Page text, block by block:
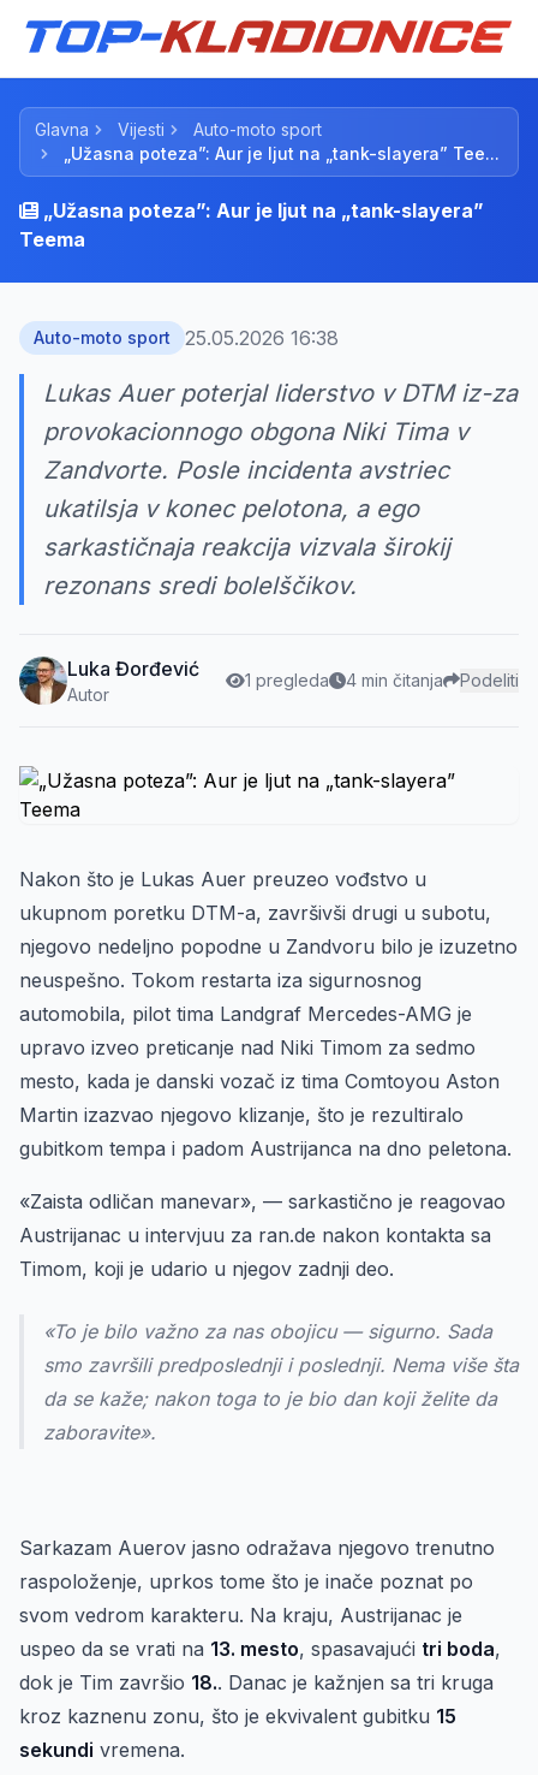
Glavna Vijesti
Auto-moto sport
„Užasna poteza”: Aur je ljut na „tank-slayera” Tee...
„Užasna poteza”: Aur je ljut na „tank-slayera”
Teema
Auto-moto sport 25.05.2026 16:38
Lukas Auer poterjal liderstvo v DTM iz-za
provokacionnogo obgona Niki Tima v
Zandvorte. Posle incidenta avstriec
ukatilsja v konec pelotona, a ego
sarkastičnaja reakcija vizvala širokij
rezonans sredi bolelščikov.
Luka Đorđević
Autor
1 pregleda 4 min čitanja Podeliti
Nakon što je Lukas Auer preuzeo vođstvo u
ukupnom poretku DTM-a, završivši drugi u subotu,
njegovo nedeljno popodne u Zandvoru bilo je izuzetno
neuspešno. Tokom restarta iza sigurnosnog
automobila, pilot tima Landgraf Mercedes-AMG je
upravo izveo preticanje nad Niki Timom za sedmo
mesto, kada je danski vozač iz tima Comtoyou Aston
Martin izazvao njegovo klizanje, što je rezultiralo
gubitkom tempa i padom Austrijanca na dno peletona.
«Zaista odličan manevar», — sarkastično je reagovao
Austrijanac u intervjuu za ran.de nakon kontakta sa
Timom, koji je udario u njegov zadnji deo.
«To je bilo važno za nas obojicu — sigurno. Sada
smo završili predposlednji i poslednji. Nema više šta
da se kaže; nakon toga to je bio dan koji želite da
zaboravite».
Sarkazam Auerov jasno odražava njegovo trenutno
raspoloženje, uprkos tome što je inače poznat po
svom vedrom karakteru. Na kraju, Austrijanac je
uspeo da se vrati na 13. mesto, spasavajući tri boda,
dok je Tim završio 18.. Danac je kažnjen sa tri kruga
kroz kaznenu zonu, što je ekvivalent gubitku 15
sekundi vremena.